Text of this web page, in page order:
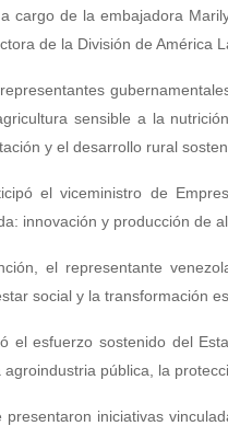
cargo de la embajadora
de la División de América
sensible a la
y el desarrollo rural
el viceministro de
innovación y producción de
el representante
social y la transformación
el esfuerzo sostenido del
pública, la
presentaron iniciativas